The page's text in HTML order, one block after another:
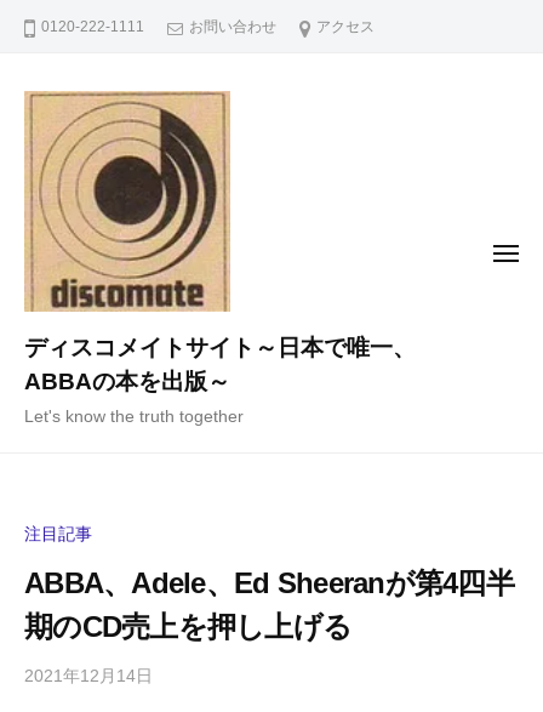
0120-222-1111 お問い合わせ アクセス
ディスコメイトサイト～日本で唯一、
ABBAの本を出版～
Let's know the truth together
メ
注目記事
ABBA、Adele、Ed Sheeranが第4四半
期のCD売上を押し上げる
2021年12月14日